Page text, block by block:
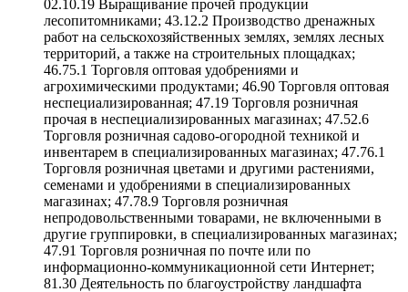
02.10.19 Выращивание прочей продукции
лесопитомниками; 43.12.2 Производство дренажных
работ на сельскохозяйственных землях, землях лесных
территорий, а также на строительных площадках;
46.75.1 Торговля оптовая удобрениями и
агрохимическими продуктами; 46.90 Торговля оптовая
неспециализированная; 47.19 Торговля розничная
прочая в неспециализированных магазинах; 47.52.6
Торговля розничная садово-огородной техникой и
инвентарем в специализированных магазинах; 47.76.1
Торговля розничная цветами и другими растениями,
семенами и удобрениями в специализированных
магазинах; 47.78.9 Торговля розничная
непродовольственными товарами, не включенными в
другие группировки, в специализированных магазинах;
47.91 Торговля розничная по почте или по
информационно-коммуникационной сети Интернет;
81.30 Деятельность по благоустройству ландшафта